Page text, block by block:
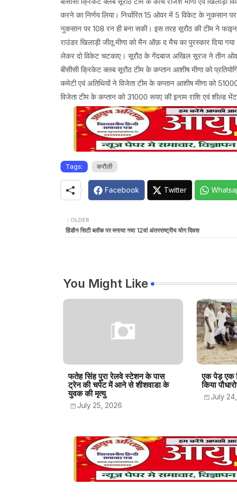
करने का निर्णय लिया। निर्धारित 15 ओवर में 5 विकेट के नुकसान
नुकसान पर 108 रन ही बना सकी। इस तरह सूरौठ की टीम ने
राउंडर खिलाड़ी जीतू मीणा को मैन ऑफ़ द मैच का पुरस्कार दिया
लेकर दो विकेट चटकाए। सूरौठ के गेंदबाज अखिल सूरज ने तीन
बीसीसी क्रिकेट क्लब सूरौठ टीम के कप्तान आशीष मीणा को
कमेटी एवं अतिथियों ने विजेता टीम के कप्तान आशीष मीणा को
विजेता टीम के कप्तान को 31000 रूपए की इनाम राशि एवं शील्ड
Tags: करौली
Facebook Twitter
OLDER
हिंडौन सिटी ब्लॉक पर मनाया गया 12वां अंतरराष्ट्रीय योग दिवस
You Might Like
फतेह सिंह पुरा रेलवे स्टेशन के पास
ट्रेन की चपेट में आने से शीशवाडा के
युवक की मृत्यु
July 25, 2026
एक पेड़ एक
किया
July